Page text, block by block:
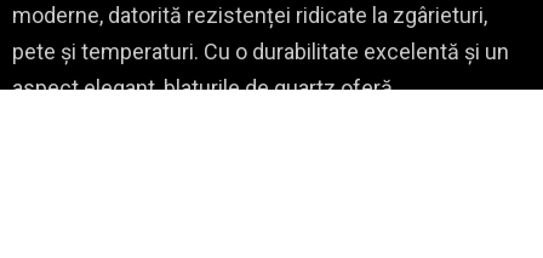
moderne, datorită rezistenței ridicate la zgârieturi,
pete și temperaturi. Cu o durabilitate excelentă și un
aspect elegant, blaturile de quartz oferă